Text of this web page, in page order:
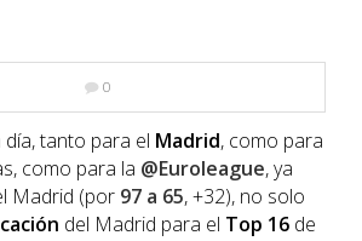
0
tanto para el Madrid, como para
como para la @Euroleague, ya
Madrid (por 97 a 65, +32), no solo
del Madrid para el Top 16 de